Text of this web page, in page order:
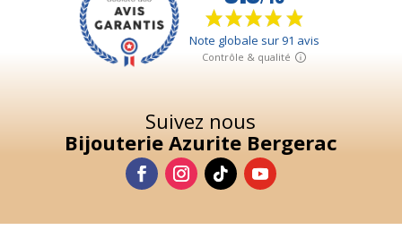
Suivez nous
Bijouterie Azurite Bergerac